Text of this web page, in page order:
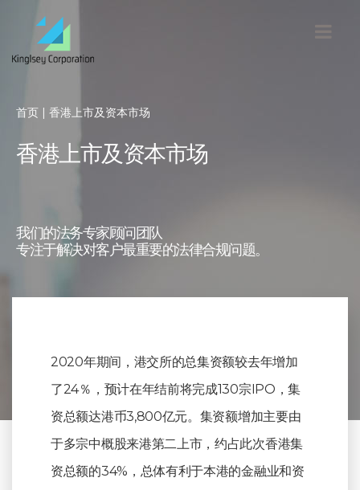
首页 | 香港上市及资本市场
香港上市及资本市场
我们的法务专家顾问团队
专注于解决对客户最重要的法律合规问题。
2020年期间，港交所的总集资额较去年增加
了24％，预计在年结前将完成130宗IPO，集
资总额达港币3,800亿元。集资额增加主要由
于多宗中概股来港第二上市，约占此次香港集
资总额的34%，总体有利于本港的金融业和资